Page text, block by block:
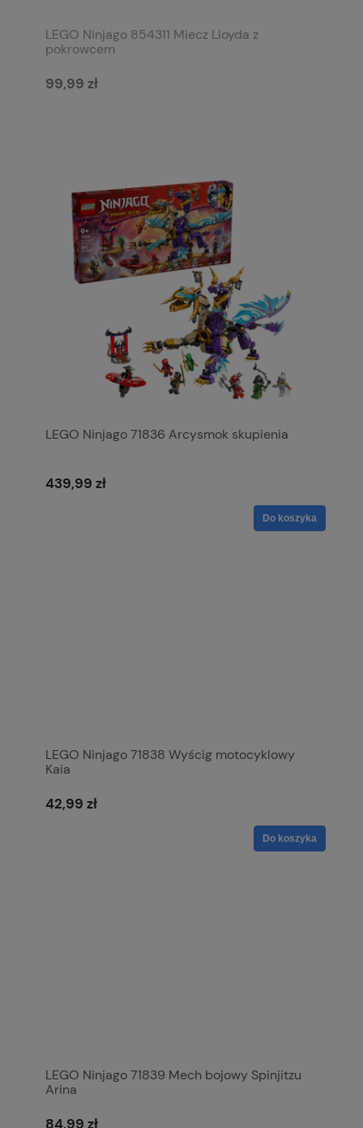
LEGO Ninjago 854311 Miecz Lloyda z
pokrowcem
99,99 zł
LEGO Ninjago 71836 Arcysmok skupienia
439,99 zł
Do koszyka
LEGO Ninjago 71838 Wyścig motocyklowy
Kaia
42,99 zł
Do koszyka
LEGO Ninjago 71839 Mech bojowy Spinjitzu
Arina
84,99 zł